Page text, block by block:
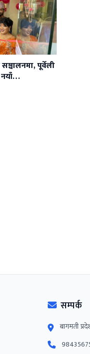
पूर्वेली
नयाँ…
सम्पर्क
बागमती